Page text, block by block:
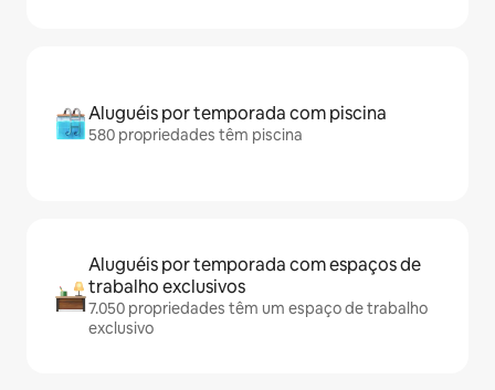
Aluguéis por temporada com piscina
580 propriedades têm piscina
Aluguéis por temporada com espaços de
trabalho exclusivos
7.050 propriedades têm um espaço de trabalho
exclusivo